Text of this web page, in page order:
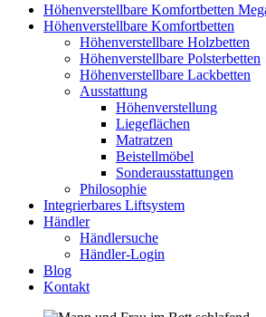
Höhenverstellbare Komfortbetten
Höhenverstellbare Komfortbetten
Höhenverstellbare Holzbetten
Höhenverstellbare Polsterbetten
Höhenverstellbare Lackbetten
Ausstattung
Höhenverstellung
Liegeflächen
Matratzen
Beistellmöbel
Sonderausstattungen
Philosophie
Integrierbares Liftsystem
Händler
Händlersuche
Händler-Login
Blog
Kontakt